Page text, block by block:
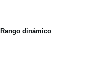
Rango dinámico